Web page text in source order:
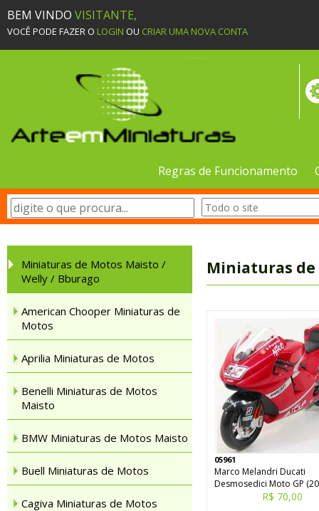
BEM VINDO VISITANTE,
VOCÊ PODE FAZER O LOGIN OU CRIAR UMA NOVA CONTA
Regras de Funcionamento
Miniaturas de Motos Maisto /
Welly / Bburago
American Chooper Miniaturas de
Motos
Aprilia Miniaturas de Motos
Benelli Miniaturas de Motos
Maisto
BMW Miniaturas de Motos Maisto
Buell Miniaturas de Motos
Cagiva Miniaturas de Motos
Miniaturas de
05961
Marco Melandri Ducati
Desmosedici Moto GP
R$ 70,00